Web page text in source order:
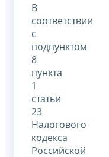
В
соответствии
с
подпунктом
8
пункта
1
статьи
23
Налогового
кодекса
Российской